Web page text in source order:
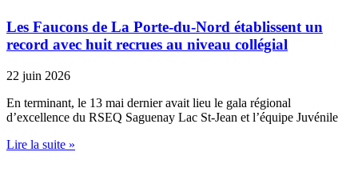
Les Faucons de La Porte-du-Nord établissent un
record avec huit recrues au niveau collégial
22 juin 2026
En terminant, le 13 mai dernier avait lieu le gala régional
d’excellence du RSEQ Saguenay Lac St-Jean et l’équipe Juvénile
Lire la suite »